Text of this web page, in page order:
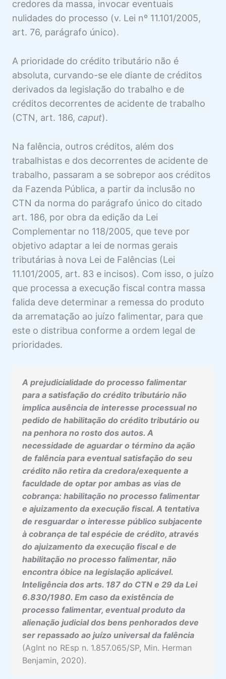
credores da massa, invocar eventuais
nulidades do processo (v. Lei nº 11.101/2005,
art. 76, parágrafo único).
A prioridade do crédito tributário não é
absoluta, curvando-se ele diante de créditos
derivados da legislação do trabalho e de
créditos decorrentes de acidente de trabalho
(CTN, art. 186, caput).
Na falência, outros créditos, além dos
trabalhistas e dos decorrentes de acidente de
trabalho, passaram a se sobrepor aos créditos
da Fazenda Pública, a partir da inclusão no
CTN da norma do parágrafo único do citado
art. 186, por obra da edição da Lei
Complementar no 118/2005, que teve por
objetivo adaptar a lei de normas gerais
tributárias à nova Lei de Falências (Lei
11.101/2005, art. 83 e incisos). Com isso, o juízo
que processa a execução fiscal contra massa
falida deve determinar a remessa do produto
da arrematação ao juízo falimentar, para que
este o distribua conforme a ordem legal de
prioridades.
A prejudicialidade do processo falimentar
para a satisfação do crédito tributário não
implica ausência de interesse processual no
pedido de habilitação do crédito tributário ou
na penhora no rosto dos autos. A
necessidade de aguardar o término da ação
de falência para eventual satisfação do seu
crédito não retira da credora/exequente a
faculdade de optar por ambas as vias de
cobrança: habilitação no processo falimentar
e ajuizamento da execução fiscal. A tentativa
de resguardar o interesse público subjacente
à cobrança de tal espécie de crédito, através
do ajuizamento da execução fiscal e de
habilitação no processo falimentar, não
encontra óbice na legislação aplicável.
Inteligência dos arts. 187 do CTN e 29 da Lei
6.830/1980. Em caso da existência de
processo falimentar, eventual produto da
alienação judicial dos bens penhorados deve
ser repassado ao juízo universal da falência
(AgInt no REsp n. 1.857.065/SP, Min. Herman
Benjamin, 2020).